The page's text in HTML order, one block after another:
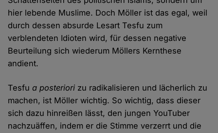
hier lebende Muslime. Doch Möller ist das egal, weil
durch dessen absurde Lesart Tesfu zum
verblendeten Idioten wird, für dessen negative
Beurteilung sich wiederum Möllers Kernthese
andient.
Tesfua posteriori zu radikalisieren und lächerlich zu
machen, ist Möller wichtig. So wichtig, dass dieser
sich dazu hinreißen lässt, den jungen YouTuber
nachzuäffen, indem er die Stimme verzerrt und die